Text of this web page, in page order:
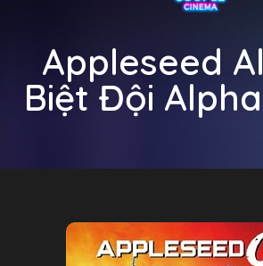
Appleseed
Biệt Đội